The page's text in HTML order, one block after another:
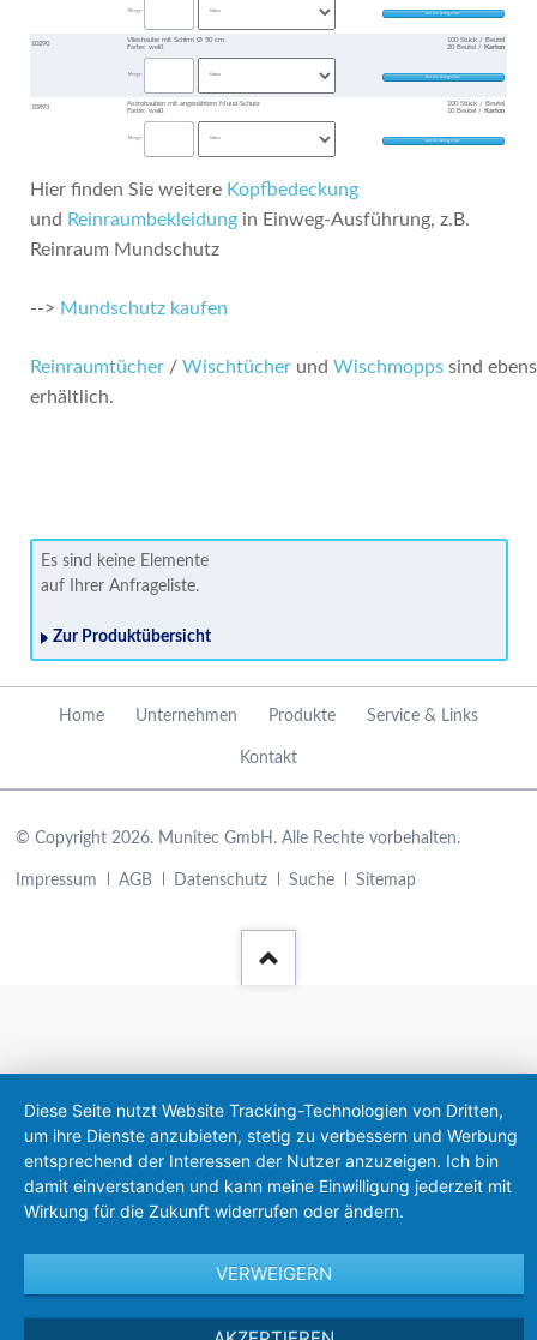
Menge:
10290
Vlieshaube mit Schirm Ø 50 cm
Farbe: weiß
100 Stück / Beutel
20 Beutel / Karton
Menge:
10893
Astrohauben mit angenähtem Mund-Schutz
Farbe: weiß
100 Stück / Beutel
10 Beutel / Karton
Menge:
Hier finden Sie weitere Kopfbedeckung
und Reinraumbekleidungin Einweg-Ausführung, z.B.
Reinraum Mundschutz
--> Mundschutz kaufen
Reinraumtücher/ Wischtücherund Wischmoppssind
erhältlich.
Es sind keine Elemente
auf Ihrer Anfrageliste.
Zur Produktübersicht
Navigation
Home Unternehmen Produkte Service & Links
Kontakt
© Copyright 2026. Munitec GmbH. Alle Rechte vorbehalten.
Navigation
Impressum AGB Datenschutz Suche Sitemap
Diese Seite nutzt Website Tracking-Technologien von Dritten,
um ihre Dienste anzubieten, stetig zu verbessern und Werbung
entsprechend der Interessen der Nutzer anzuzeigen. Ich bin
damit einverstanden und kann meine Einwilligung jederzeit mit
Wirkung für die Zukunft widerrufen oder ändern.
VERWEIGERN